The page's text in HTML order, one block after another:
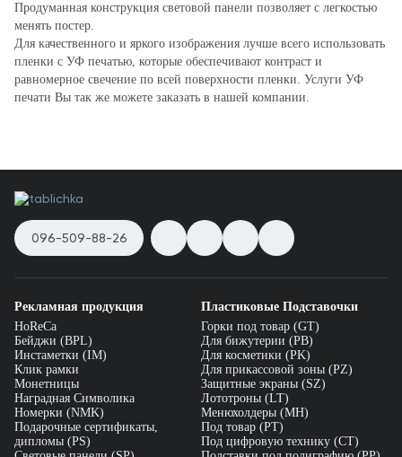
Продуманная конструкция световой панели позволяет с легкостью
менять постер.
Для качественного и яркого изображения лучше всего использовать
пленки с УФ печатью, которые обеспечивают контраст и
равномерное свечение по всей поверхности пленки. Услуги УФ
печати Вы так же можете заказать в нашей компании.
096-509-88-26
Рекламная продукция
HoReCa
Бейджи (BPL)
Инстаметки (IM)
Клик рамки
Монетницы
Наградная Символика
Номерки (NMK)
Подарочные сертификаты,
дипломы (PS)
Пластиковые Подставочки
Горки под товар (GT)
Для бижутерии (PB)
Для косметики (PK)
Для прикассовой зоны (PZ)
Защитные экраны (SZ)
Лототроны (LT)
Менюхолдеры (MH)
Под товар (PT)
Под цифровую технику (CT)